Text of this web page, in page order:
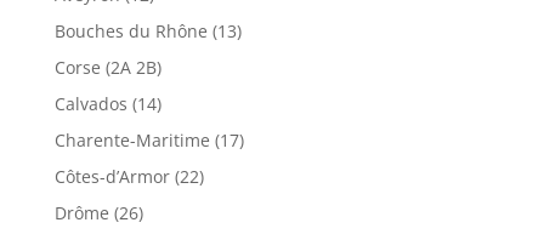
Bouches du Rhône (13)
Corse (2A 2B)
Calvados (14)
Charente-Maritime (17)
Côtes-d’Armor (22)
Drôme (26)